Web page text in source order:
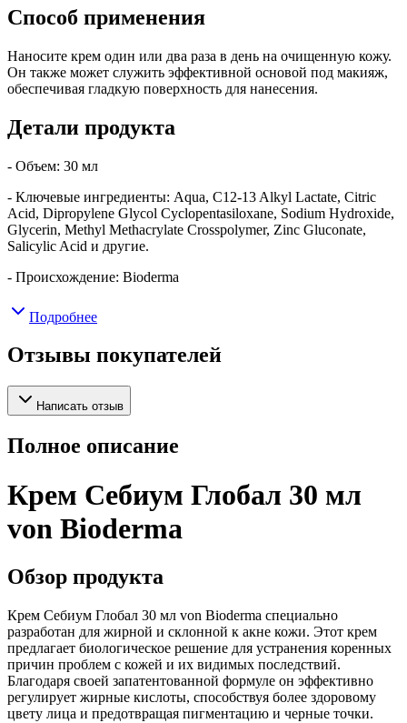
Способ применения
Наносите крем один или два раза в день на очищенную кожу.
Он также может служить эффективной основой под макияж,
обеспечивая гладкую поверхность для нанесения.
Детали продукта
- Объем: 30 мл
- Ключевые ингредиенты: Aqua, C12-13 Alkyl Lactate, Citric
Acid, Dipropylene Glycol Cyclopentasiloxane, Sodium Hydroxide,
Glycerin, Methyl Methacrylate Crosspolymer, Zinc Gluconate,
Salicylic Acid и другие.
- Происхождение: Bioderma
Подробнее
Отзывы покупателей
Написать отзыв
Полное описание
Крем Себиум Глобал 30 мл
von Bioderma
Обзор продукта
Крем Себиум Глобал 30 мл von Bioderma специально
разработан для жирной и склонной к акне кожи. Этот крем
предлагает биологическое решение для устранения коренных
причин проблем с кожей и их видимых последствий.
Благодаря своей запатентованной формуле он эффективно
регулирует жирные кислоты, способствуя более здоровому
цвету лица и предотвращая пигментацию и черные точки.